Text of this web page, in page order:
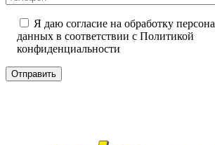
Я даю согласие на обработку
данных в соответствии с Политикой
конфиденциальности